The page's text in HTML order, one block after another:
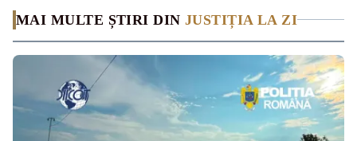
MAI MULTE ȘTIRI DIN JUSTIȚIA LA ZI